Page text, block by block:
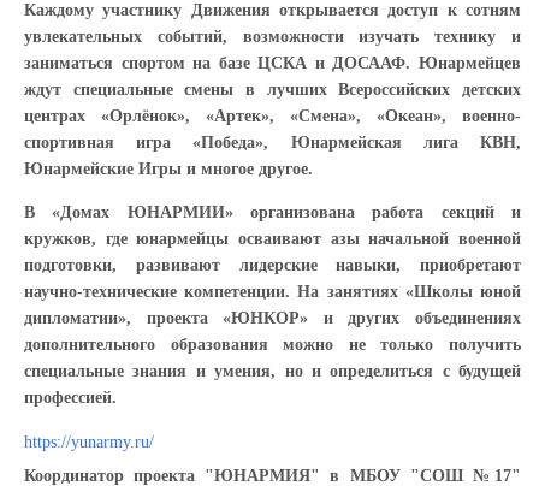
Каждому участнику Движения открывается доступ к сотням
увлекательных событий, возможности изучать технику и
заниматься спортом на базе ЦСКА и ДОСААФ. Юнармейцев
ждут специальные смены в лучших Всероссийских детских
центрах «Орлёнок», «Артек», «Смена», «Океан», военно-
спортивная игра «Победа», Юнармейская лига КВН,
Юнармейские Игры и многое другое.
В «Домах ЮНАРМИИ» организована работа секций и
кружков, где юнармейцы осваивают азы начальной военной
подготовки, развивают лидерские навыки, приобретают
научно-технические компетенции. На занятиях «Школы юной
дипломатии», проекта «ЮНКОР» и других объединениях
дополнительного образования можно не только получить
специальные знания и умения, но и определиться с будущей
профессией.
https://yunarmy.ru/
Координатор проекта "ЮНАРМИЯ" в МБОУ "СОШ №17"